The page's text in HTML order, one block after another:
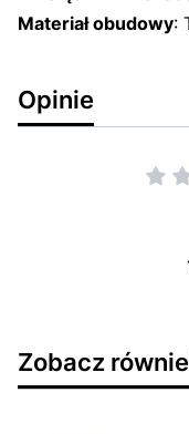
Materiał obudowy:
Opinie
Zobacz